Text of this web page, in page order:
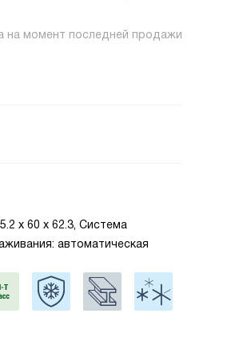
на момент последней продажи
х 60 х 62.3, Система
автоматическая